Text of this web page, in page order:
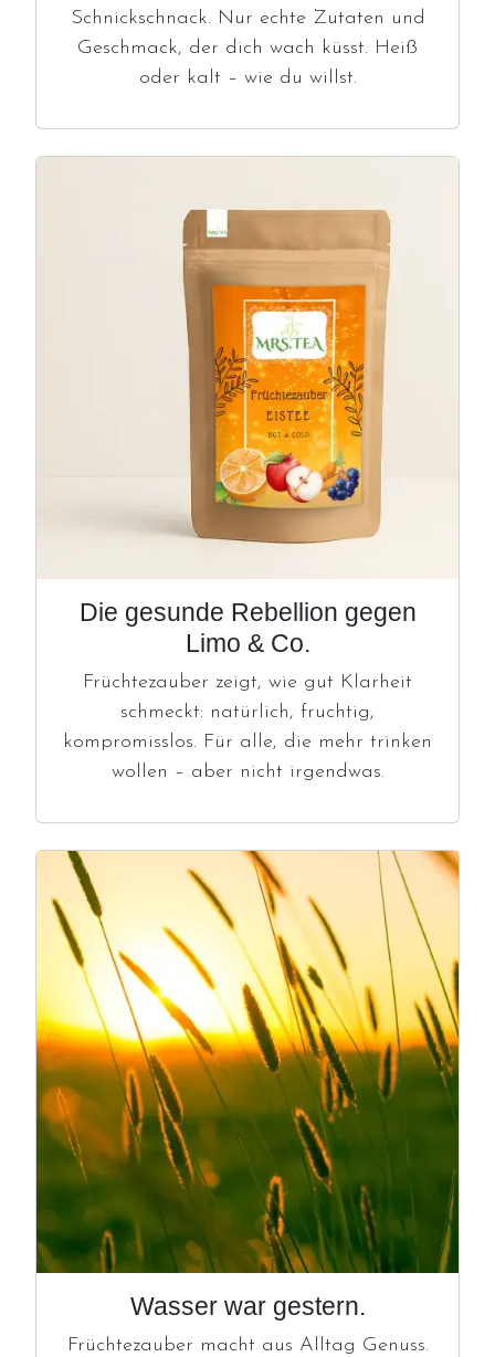
Schnickschnack. Nur echte Zutaten und
Geschmack, der dich wach küsst. Heiß
oder kalt – wie du willst.
Die gesunde Rebellion gegen
Limo & Co.
Früchtezauber zeigt, wie gut Klarheit
schmeckt: natürlich, fruchtig,
kompromisslos. Für alle, die mehr trinken
wollen – aber nicht irgendwas.
Image
Wasser war gestern.
Früchtezauber macht aus Alltag Genuss.